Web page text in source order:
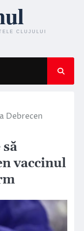
Debrecen
vaccinul